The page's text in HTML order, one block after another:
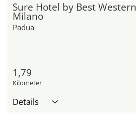
Sure Hotel by Best Western
Milano
Padua
1,79
Kilometer
Details